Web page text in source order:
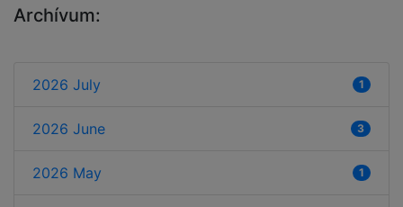
Archívum:
2026 July 1
2026 June 3
2026 May 1